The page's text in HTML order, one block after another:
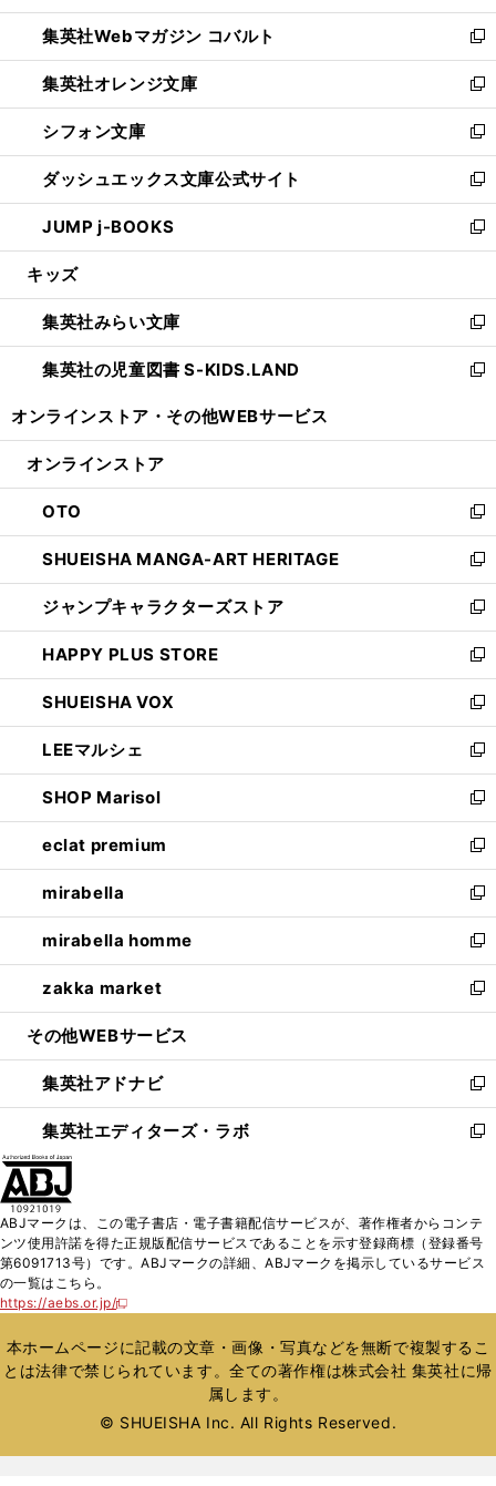
開
く
ウ
で
開
く
ン
ド
ウ
で
開
く
ウ
ィ
ン
ド
ウ
で
開
く
集英社Webマガジン コバルト
新
し
い
ウ
ィ
ン
ド
ウ
で
開
集英社オレンジ文庫
新
し
い
ウ
ィ
ン
ド
ウ
開
く
シフォン文庫
新
し
い
ウ
ィ
ン
ウ
で
開
く
ダッシュエックス文庫公式サイト
新
し
い
ウ
ン
ド
ウ
で
JUMP j-BOOKS
新
し
ウ
ィ
ン
ド
開
キッズ
集英社みらい文庫
新
し
い
ン
ウ
で
開
く
集英社の児童図書 S-KIDS.LAND
新
ウ
ン
ド
ウ
で
開
く
オンラインストア・ その他WEBサービス
オンラインストア
OTO
新
し
い
ウ
ィ
ン
ド
ウ
で
開
く
SHUEISHA MANGA-ART HERITAGE
新
し
い
ウ
ィ
ン
ド
ウ
で
開
く
ジャンプキャラクターズストア
新
し
い
ウ
ィ
ン
ド
ウ
で
開
く
HAPPY PLUS STORE
新
し
い
ウ
ィ
ン
ド
ウ
で
開
く
SHUEISHA VOX
新
し
い
ウ
ィ
ン
ド
ウ
で
開
く
LEEマルシェ
新
し
い
ウ
ィ
ン
ド
ウ
で
開
く
SHOP Marisol
新
し
い
ウ
ィ
ン
ド
ウ
で
開
eclat premium
新
し
い
ウ
ィ
ン
ド
ウ
開
く
mirabella
新
し
い
ウ
ィ
ン
ウ
で
開
く
mirabella homme
新
し
い
ウ
ン
ド
ウ
で
zakka market
新
し
ウ
ィ
ン
ド
く
その他WEBサービス
集英社アドナビ
新
し
い
ド
ウ
で
集英社エディターズ・ラボ
新
ィ
ン
ド
開
く
ABJマークは、この電子書店・電子書籍配信サービスが、著作権者からコンテ
ンツ使用許諾を得た正規版配信サービスであることを示す登録商標（登録番号
第6091713号）です。ABJマークの詳細、ABJマークを掲示しているサービス
の一覧はこちら。
https://aebs.or.jp/
新
い
ウ
ィ
ウ
本ホームページに記載の文章・画像・写真などを無断で複製するこ
とは法律で禁じられています。全ての著作権は株式会社 集英社に帰
属します。
© SHUEISHA Inc. All Rights Reserved.